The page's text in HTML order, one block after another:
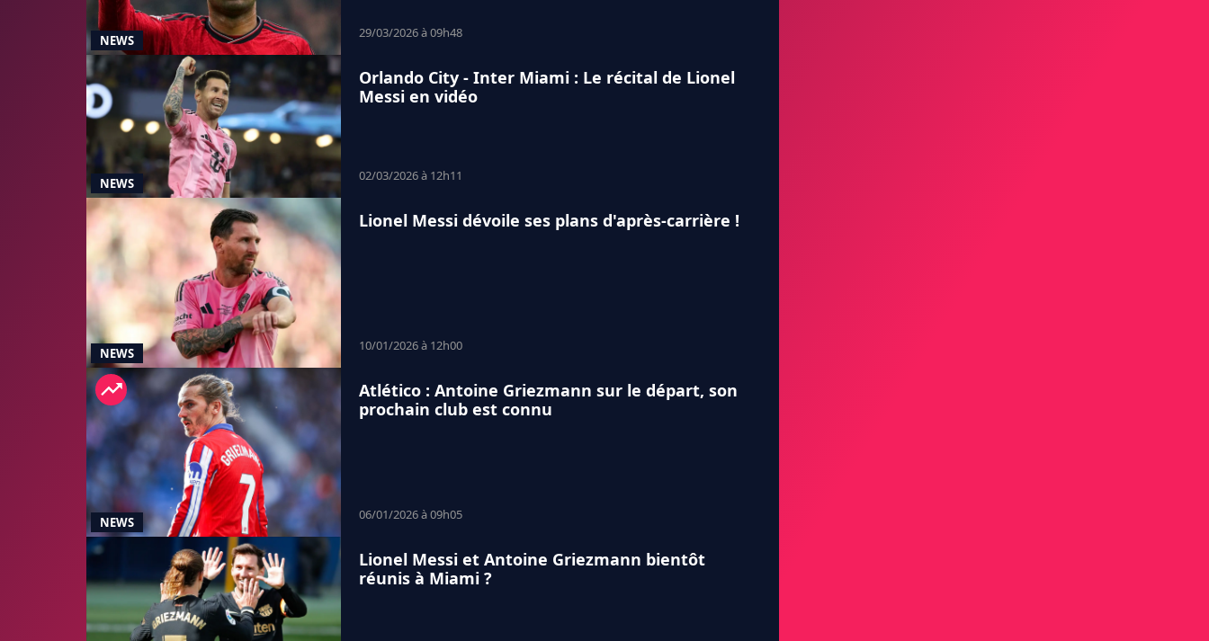
NEWS 29/03/2026 à 09h48
NEWS
Orlando City - Inter Miami : Le récital de Lionel
Messi en vidéo
02/03/2026 à 12h11
NEWS
Lionel Messi dévoile ses plans d'après-carrière !
10/01/2026 à 12h00
NEWS
Atlético : Antoine Griezmann sur le départ, son
prochain club est connu
06/01/2026 à 09h05
Lionel Messi et Antoine Griezmann bientôt
réunis à Miami ?